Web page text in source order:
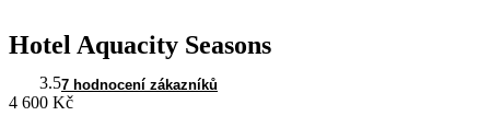
Hotel Aquacity Seasons
3.57 hodnocení zákazníků
4 600 Kč